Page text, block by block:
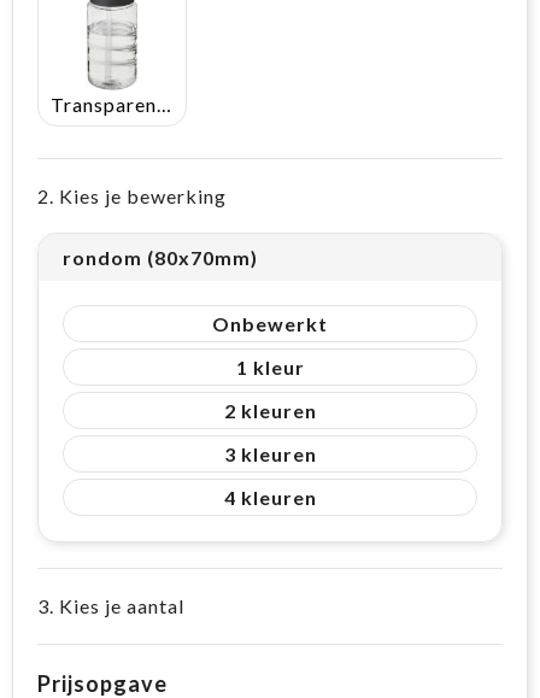
Transparent/Zwart
2. Kies je bewerking
rondom (80x70mm)
Onbewerkt
1
2
3
4
3. Kies je aantal
Prijsopgave